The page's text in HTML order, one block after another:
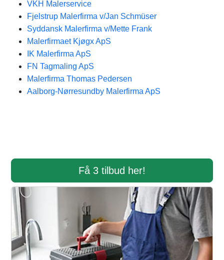
VKH Malerservice
Fjelstrup Malerfirma v/Jan Schmüser
Syddansk Malerfirma v/Mette Frank
Malerfirmaet Kjøgx ApS
IK Malerfirma ApS
FN Tagmaling ApS
Malerfirma Thomas Pedersen
Aalborg-Nørresundby Malerfirma ApS
Få 3 tilbud her!